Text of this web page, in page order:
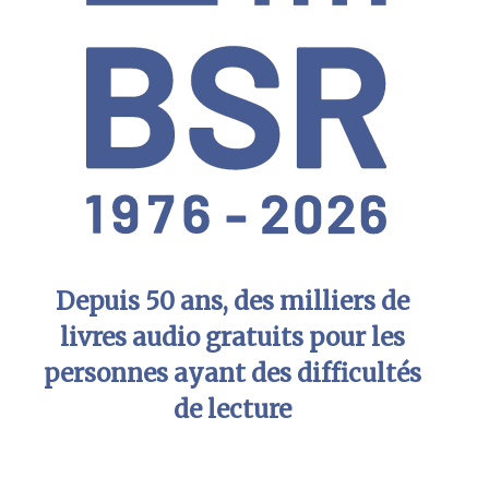
Depuis 50 ans, des milliers de
livres audio gratuits pour les
personnes ayant des difficultés
de lecture